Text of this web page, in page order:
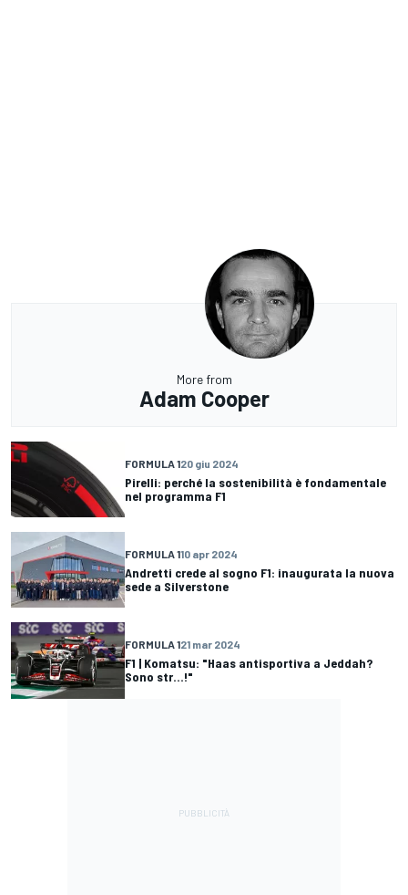
More from
Adam Cooper
FORMULA 120 giu 2024
Pirelli: perché la sostenibilità è fondamentale
nel programma F1
FORMULA 110 apr 2024
Andretti crede al sogno F1: inaugurata la nuova
sede a Silverstone
FORMULA 121 mar 2024
F1 | Komatsu: "Haas antisportiva a Jeddah?
Sono str...!"